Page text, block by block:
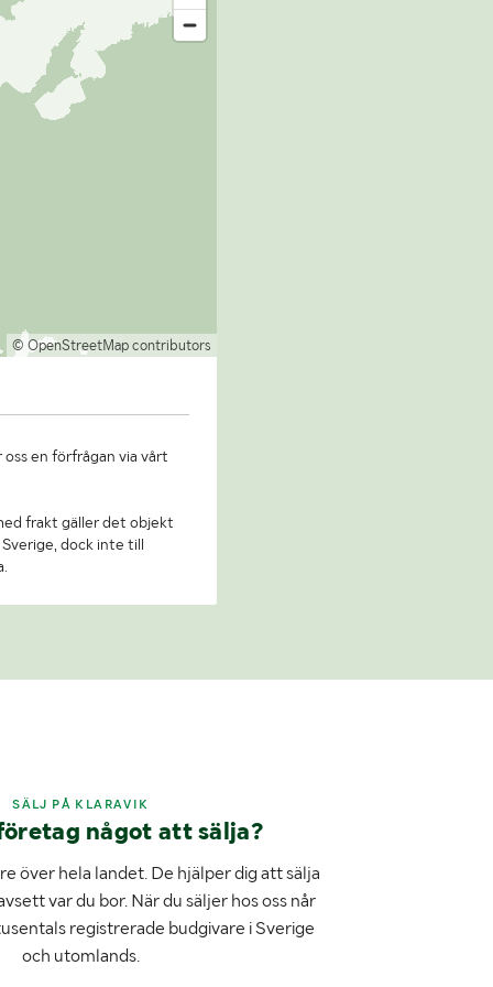
© OpenStreetMap contributors
en förfrågan via vårt
frakt gäller det objekt
dock inte till
SÄLJ PÅ KLARAVIK
något att sälja?
över hela landet. De hjälper dig att sälja
var du bor. När du säljer hos oss når
registrerade budgivare i Sverige
och utomlands.